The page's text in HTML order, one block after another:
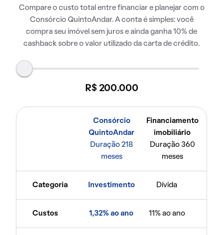
Compare o custo total entre financiar e planejar com o
Consórcio QuintoAndar. A conta é simples: você
compra seu imóvel sem juros e ainda ganha 10% de
cashback sobre o valor utilizado da carta de crédito.
R$ 200.000
Consórcio
QuintoAndar
Duração 218
meses
Financiamento
imobiliário
Duração 360
meses
Categoria Investimento Dívida
Custos 1,32% ao ano 11% ao ano